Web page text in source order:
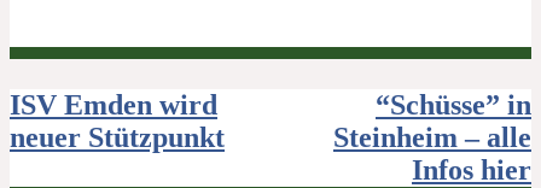
Beitragsnavigation
ISV Emden wird
neuer Stützpunkt
“Schüsse” in
Steinheim – alle
Infos hier